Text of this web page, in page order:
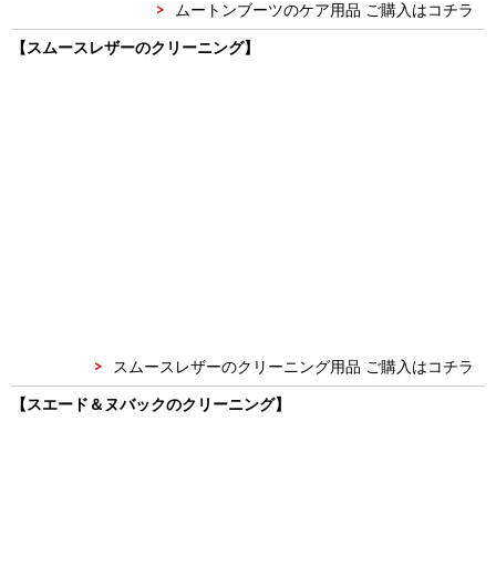
ムートンブーツのケア用品 ご購入はコチラ
【スムースレザーのクリーニング】
スムースレザーのクリーニング用品 ご購入はコチラ
【スエード＆ヌバックのクリーニング】